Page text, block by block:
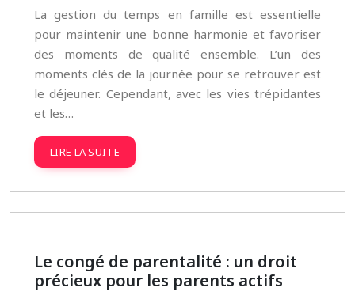
La gestion du temps en famille est essentielle
pour maintenir une bonne harmonie et favoriser
des moments de qualité ensemble. L’un des
moments clés de la journée pour se retrouver est
le déjeuner. Cependant, avec les vies trépidantes
et les…
LIRE LA SUITE
Le congé de parentalité : un droit
précieux pour les parents actifs